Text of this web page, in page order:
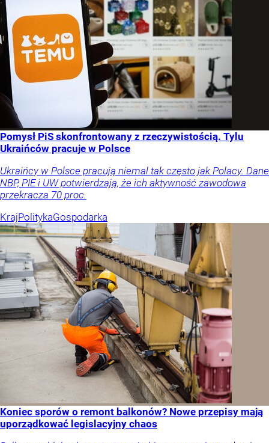
Pomysł PiS skonfrontowany z rzeczywistością. Tylu
Ukraińców pracuje w Polsce
Ukraińcy w Polsce pracują niemal tak często jak Polacy. Dane
NBP, PIE i UW potwierdzają, że ich aktywność zawodowa
przekracza 70 proc.
KrajPolitykaGospodarka
Koniec sporów o remont balkonów? Nowe przepisy mają
uporządkować legislacyjny chaos